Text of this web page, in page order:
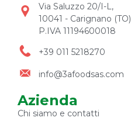
Via Saluzzo 20/I-L,
10041 - Carignano (TO)
P.IVA 11194600018
+39 011 5218270
info@3afoodsas.com
Azienda
Chi siamo e contatti